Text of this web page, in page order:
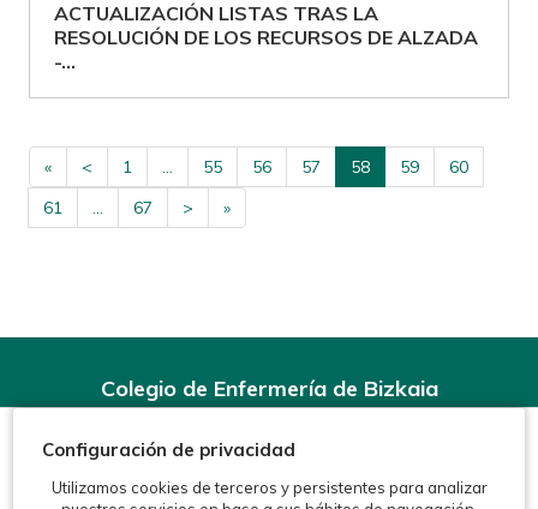
ACTUALIZACIÓN LISTAS TRAS LA
RESOLUCIÓN DE LOS RECURSOS DE ALZADA
-...
« < 1 ... 55 56 57 58 59
60
61
... 67 > »
Colegio de Enfermería de Bizkaia
Teléfonos:944 15 11 99
info@enfermeriabizkaia.org
Configuración de privacidad
Utilizamos cookies de terceros y persistentes para analizar